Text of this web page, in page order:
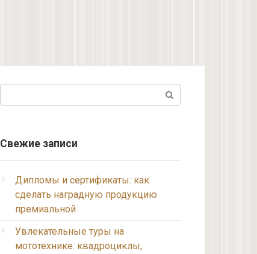
Свежие записи
Дипломы и сертификаты: как
сделать наградную продукцию
премиальной
Увлекательные туры на
мототехнике: квадроциклы,